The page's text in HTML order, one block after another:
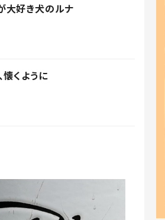
大好き犬のルナ
くように